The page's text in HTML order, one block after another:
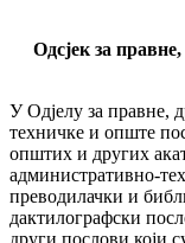
Одсјек за
У Одјелу за правне,
техничке и опште
општих и других
административно-
преводилачки и
дактилографски